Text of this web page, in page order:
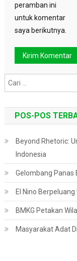
peramban ini
untuk komentar
saya berikutnya.
POS-POS
Beyond Rhetoric:
Indonesia
Gelombang Panas
El Nino
BMKG Petakan
Masyarakat Adat